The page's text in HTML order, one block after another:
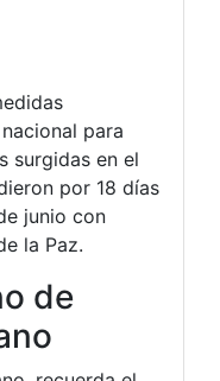
para
surgidas en el
por 18 días
junio con
la Paz.
de